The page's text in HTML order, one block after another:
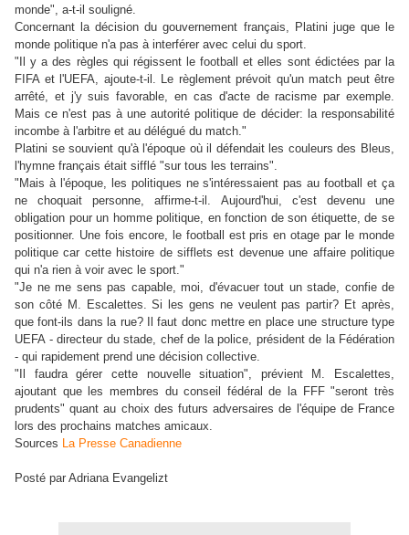
monde", a-t-il souligné.
Concernant la décision du gouvernement français, Platini juge que le
monde politique n'a pas à interférer avec celui du sport.
"Il y a des règles qui régissent le football et elles sont édictées par la
FIFA et l'UEFA, ajoute-t-il. Le règlement prévoit qu'un match peut être
arrêté, et j'y suis favorable, en cas d'acte de racisme par exemple.
Mais ce n'est pas à une autorité politique de décider: la responsabilité
incombe à l'arbitre et au délégué du match."
Platini se souvient qu'à l'époque où il défendait les couleurs des Bleus,
l'hymne français était sifflé "sur tous les terrains".
"Mais à l'époque, les politiques ne s'intéressaient pas au football et ça
ne choquait personne, affirme-t-il. Aujourd'hui, c'est devenu une
obligation pour un homme politique, en fonction de son étiquette, de se
positionner. Une fois encore, le football est pris en otage par le monde
politique car cette histoire de sifflets est devenue une affaire politique
qui n'a rien à voir avec le sport."
"Je ne me sens pas capable, moi, d'évacuer tout un stade, confie de
son côté M. Escalettes. Si les gens ne veulent pas partir? Et après,
que font-ils dans la rue? Il faut donc mettre en place une structure type
UEFA - directeur du stade, chef de la police, président de la Fédération
- qui rapidement prend une décision collective.
"Il faudra gérer cette nouvelle situation", prévient M. Escalettes,
ajoutant que les membres du conseil fédéral de la FFF "seront très
prudents" quant au choix des futurs adversaires de l'équipe de France
lors des prochains matches amicaux.
Sources La Presse Canadienne
Posté par Adriana Evangelizt